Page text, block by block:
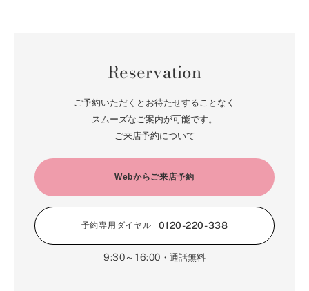
Reservation
ご予約いただくとお待たせすることなく
スムーズなご案内が可能です。
ご来店予約について
Webからご来店予約
予約専用ダイヤル 0120-220-338
9:30～16:00 ・通話無料